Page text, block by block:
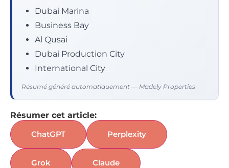
Dubai Marina
Business Bay
Al Qusai
Dubai Production City
International City
Résumé généré automatiquement — Madely Properties
Résumer cet article:
ChatGPT
Perplexity
Grok Claude